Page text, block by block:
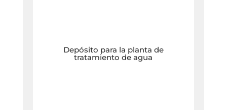
Depósito para la planta de
tratamiento de agua